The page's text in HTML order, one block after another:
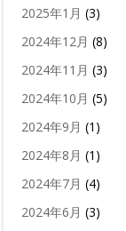
2025年1月 (3)
2024年12月 (8)
2024年11月 (3)
2024年10月 (5)
2024年9月 (1)
2024年8月 (1)
2024年7月 (4)
2024年6月 (3)